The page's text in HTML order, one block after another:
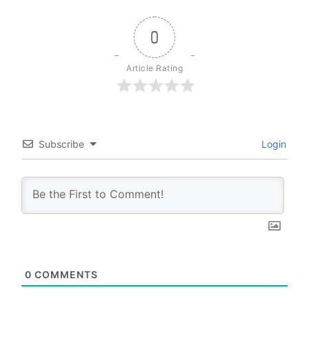
0
Article Rating
Subscribe Login
0 COMMENTS